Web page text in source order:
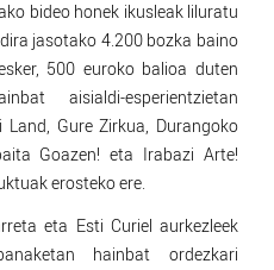
bideo honek ikusleak liluratu
jasotako 4.200 bozka baino
500 euroko balioa duten
aisialdi-esperientzietan
Gure Zirkua, Durangoko
Goazen! eta Irabazi Arte!
erosteko ere.
eta Esti Curiel aurkezleek
hainbat ordezkari